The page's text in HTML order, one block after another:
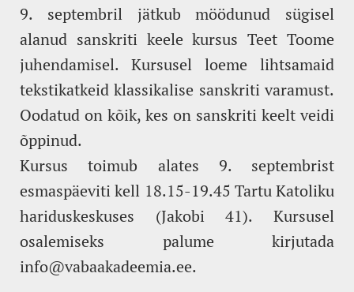
9. septembril jätkub möödunud sügisel
alanud sanskriti keele kursus Teet Toome
juhendamisel. Kursusel loeme lihtsamaid
tekstikatkeid klassikalise sanskriti varamust.
Oodatud on kõik, kes on sanskriti keelt veidi
õppinud.
Kursus toimub alates 9. septembrist
esmaspäeviti kell 18.15-19.45 Tartu Katoliku
hariduskeskuses (Jakobi 41). Kursusel
osalemiseks palume kirjutada
info@vabaakadeemia.ee.